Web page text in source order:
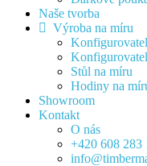
Naše tvorba
Výroba na míru
Stůl na míru
Hodiny na
Showroom
Kontakt
O nás
+420 608 283